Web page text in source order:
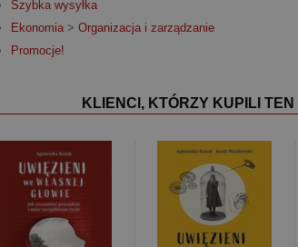
Szybka wysyłka
Ekonomia >Organizacja i zarządzanie
Promocje!
KLIENCI, KTÓRZY KUPILI